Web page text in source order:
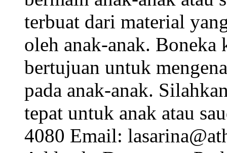
terbuat dari material
oleh anak-anak.
bertujuan untuk
pada anak-anak.
tepat untuk anak atau
4080 Email: